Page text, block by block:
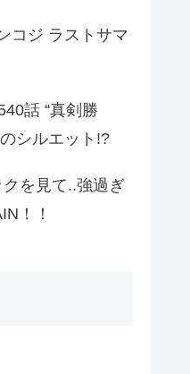
コジ ラストサマ
話 “真剣勝
シルエット!?
を見て..強過ぎ
！！